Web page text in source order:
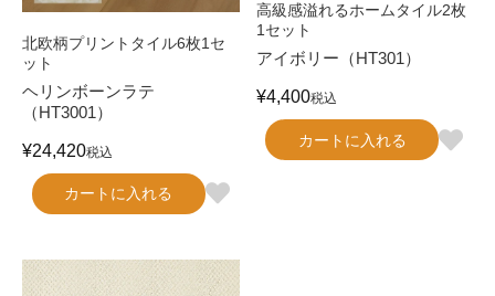
北欧柄プリントタイル6枚1セ
ット
ヘリンボーンラテ
（HT3001）
¥24,420税込
カートに入れる
高級感溢れるホームタイル2枚
1セット
アイボリー（HT301）
¥4,400税込
カートに入れる